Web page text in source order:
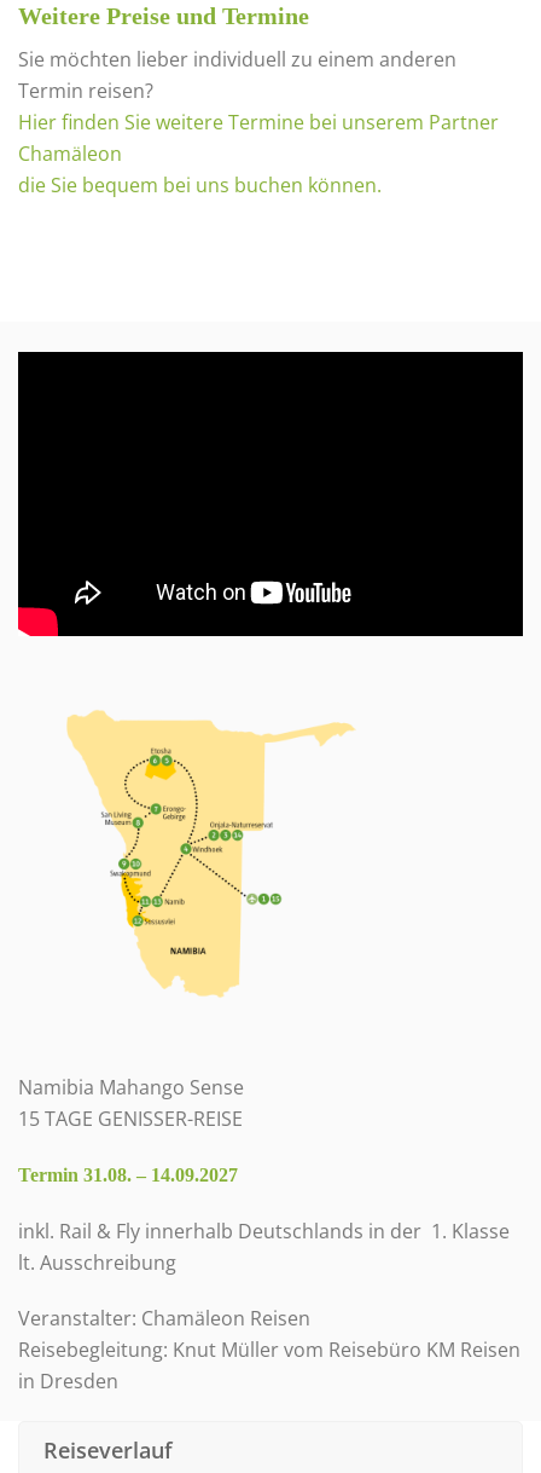
Weitere Preise und Termine
Sie möchten lieber individuell zu einem anderen
Termin reisen?
Hier finden Sie weitere Termine bei unserem Partner
Chamäleon
die Sie bequem bei uns buchen können.
Namibia Mahango Sense
15 TAGE GENISSER-REISE
Termin 31.08. – 14.09.2027
inkl. Rail & Fly innerhalb Deutschlands in der 1. Klasse
lt. Ausschreibung
Veranstalter: Chamäleon Reisen
Reisebegleitung: Knut Müller vom Reisebüro KM Reisen
in Dresden
Reiseverlauf